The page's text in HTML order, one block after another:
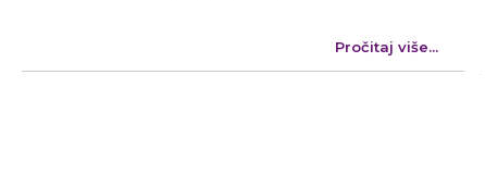
Pročitaj više...